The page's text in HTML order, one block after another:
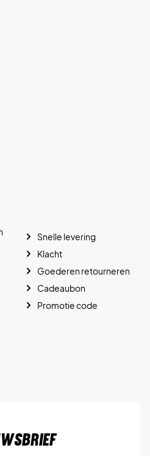
Snelle levering
Klacht
Goederen retourneren
Cadeaubon
Promotie code